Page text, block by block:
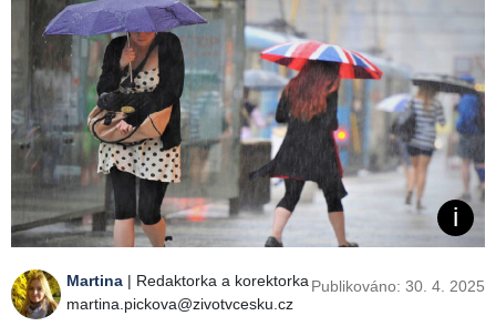
Martina | Redaktorka a korektorka
martina.pickova@zivotvcesku.cz
Publikováno: 30. 4. 2025